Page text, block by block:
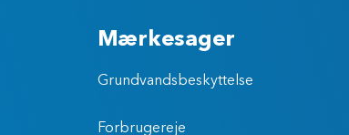
Mærkesager
Grundvandsbeskyttelse
Forbrugereje